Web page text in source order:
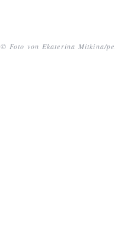
© Foto von Ekaterina Mitkina/